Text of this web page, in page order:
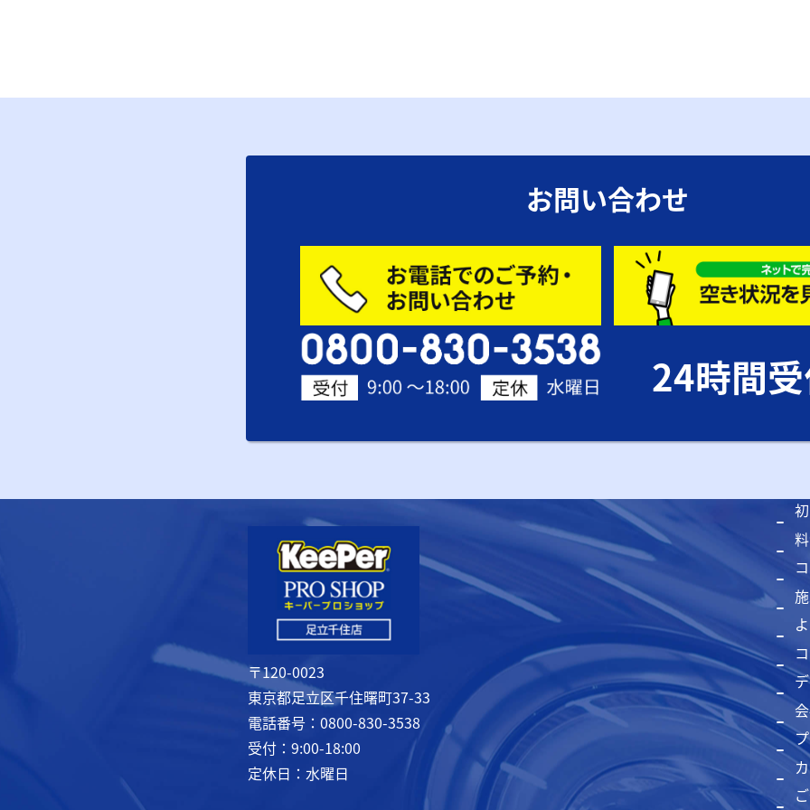
お問い合わせ
24時間
〒120-0023
東京都足立区千住曙町37-33
電話番号：0800-830-3538
受付：9:00-18:00
定休日：水曜日